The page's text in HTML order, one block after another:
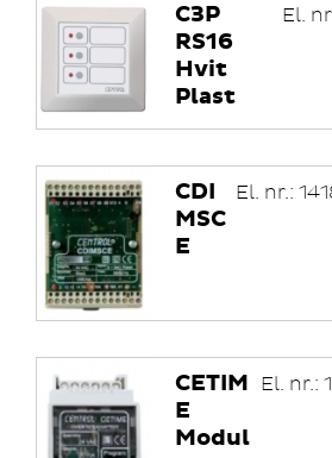
C3P
RS16
Hvit
Plast
El.
CDI
MSC
E
El. nr.:
CETIM
E
Modul
El. nr.: